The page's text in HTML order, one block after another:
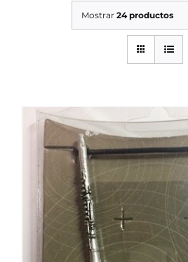
SERVICIOS
OCASIÓN
Mostrar 24 productos